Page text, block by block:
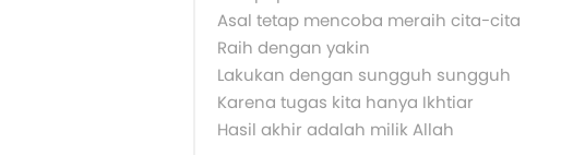
Asal tetap mencoba meraih cita-cita
Raih dengan yakin
Lakukan dengan sungguh sungguh
Karena tugas kita hanya Ikhtiar
Hasil akhir adalah milik Allah